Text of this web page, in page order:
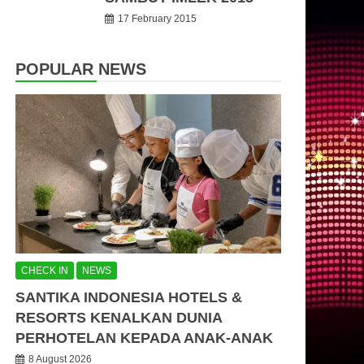
17 February 2015
POPULAR NEWS
CHECK IN NEWS
SANTIKA INDONESIA HOTELS &
RESORTS KENALKAN DUNIA
PERHOTELAN KEPADA ANAK-ANAK
8 August 2026